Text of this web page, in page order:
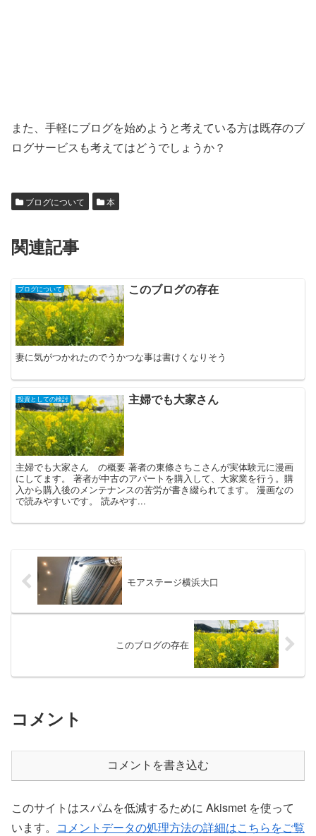
また、手軽にブログを始めようと考えている方は既存のブ
ログサービスも考えてはどうでしょうか？
ブログについて 本
関連記事
ブログについて このブログの存在
妻に気がつかれたのでうかつな事は書けくなりそう
投資としての検討 主婦でも大家さん
主婦でも大家さん の概要 著者の東條さちこさんが実体験元に漫画
にしてます。 著者が中古のアパートを購入して、大家業を行う。購
入から購入後のメンテナンスの苦労が書き綴られてます。 漫画なの
で読みやすいです。 読みやす...
モアステージ横浜大口
このブログの存在
コメント
コメントを書き込む
このサイトはスパムを低減するために Akismet を使って
います。 コメントデータの処理方法の詳細はこちらをご覧